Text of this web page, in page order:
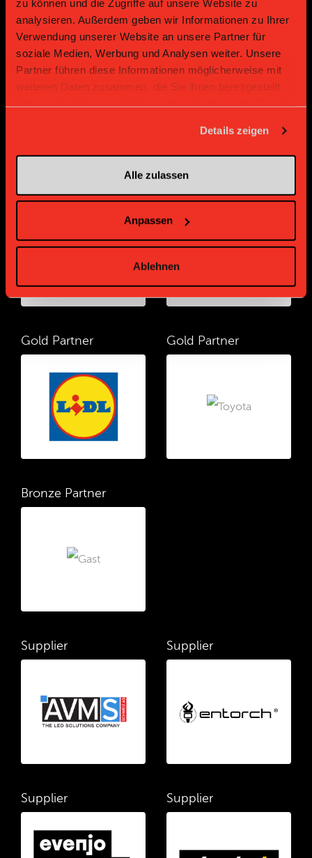
zu können und die Zugriffe auf unsere Website zu
analysieren. Außerdem geben wir Informationen zu Ihrer
Verwendung unserer Website an unsere Partner für
soziale Medien, Werbung und Analysen weiter. Unsere
Partner führen diese Informationen möglicherweise mit
weiteren Daten zusammen, die Sie ihnen bereitgestellt
Details zeigen
Alle zulassen
Anpassen
Ablehnen
Platin Partner
Gold Partner Gold Partner
Bronze Partner
Supplier Supplier
Supplier Supplier